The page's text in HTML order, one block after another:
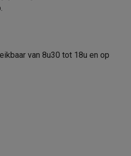
van 8u30 tot 18u en op